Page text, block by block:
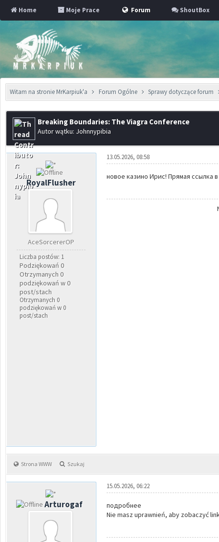
Home Moje Prace Forum ShoutBox
Witam na stronie MrKarpiuk'a Forum Ogólne Sprawy dotyczące forum
Breaking Boundaries: The Viagra Conference
Autor wątku: Johnnypibia
RoyalFlusher
AceSorcererOP
Liczba postów: 1
Podziękowań 0
Otrzymanych 0
podziękowań w 0
post/stach
Otrzymanych 0
podziękowań w 0
post/stach
13.05.2026, 08:58
новое казино Ирис! Прямая ссылка
Strona WWW Szukaj
Arturogaf
15.05.2026, 06:22
подробнее
Nie masz uprawnień, aby zobaczyć